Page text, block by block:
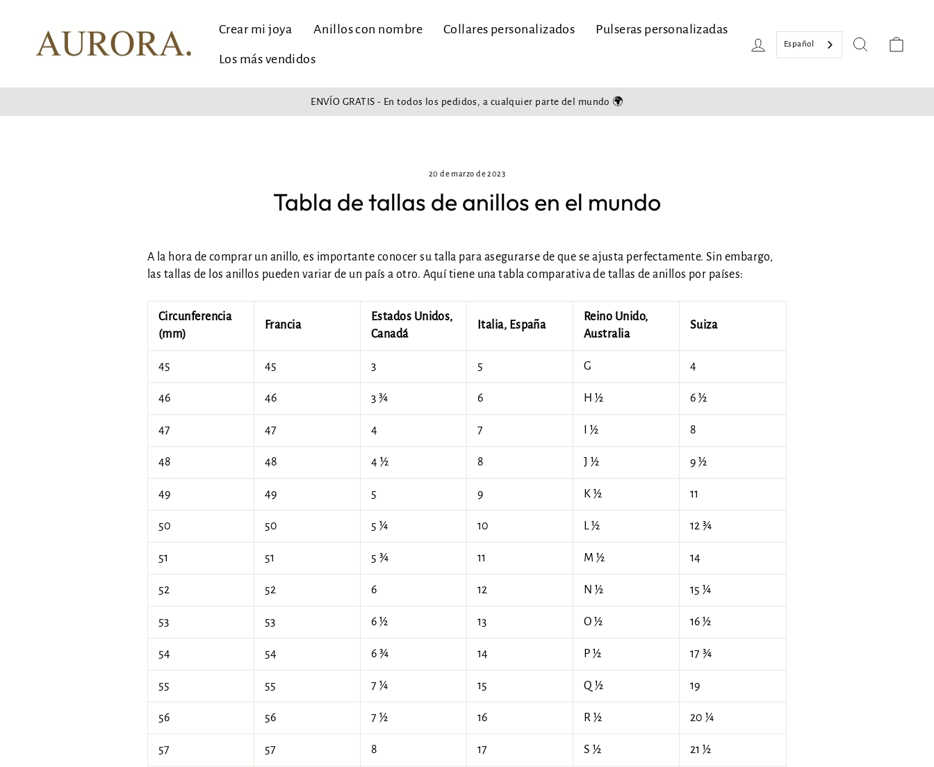
contenido
Crear mi joya Anillos con nombre Collares personalizados Pulseras personalizadas
Los más vendidos
Iniciar sesión
Español Buscar en
Pase
Pausa
ENVÍO GRATIS - En todos los pedidos, a cualquier parte del mundo 🌍
20 de marzo de 2023
Tabla de tallas de anillos en el mundo
A la hora de comprar un anillo, es importante conocer su talla para asegurarse de que se ajusta perfectamente. Sin embargo,
las tallas de los anillos pueden variar de un país a otro. Aquí tiene una tabla comparativa de tallas de anillos por países:
Circunferencia
(mm)
Francia
Estados Unidos,
Canadá
Italia, España
Reino Unido,
Australia
Suiza
45 45 3 5 G 4
46 46 3 ¾ 6 H ½ 6 ½
47 47 4 7 I ½ 8
48 48 4 ½ 8 J ½ 9 ½
49 49 5 9 K ½ 11
50 50 5 ¼ 10 L ½ 12 ¾
51 51 5 ¾ 11 M ½ 14
52 52 6 12 N ½ 15 ¼
53 53 6 ½ 13 O ½ 16 ½
54 54 6 ¾ 14 P ½ 17 ¾
55 55 7 ¼ 15 Q ½ 19
56 56 7 ½ 16 R ½ 20 ¼
57 57 8 17 S ½ 21 ½